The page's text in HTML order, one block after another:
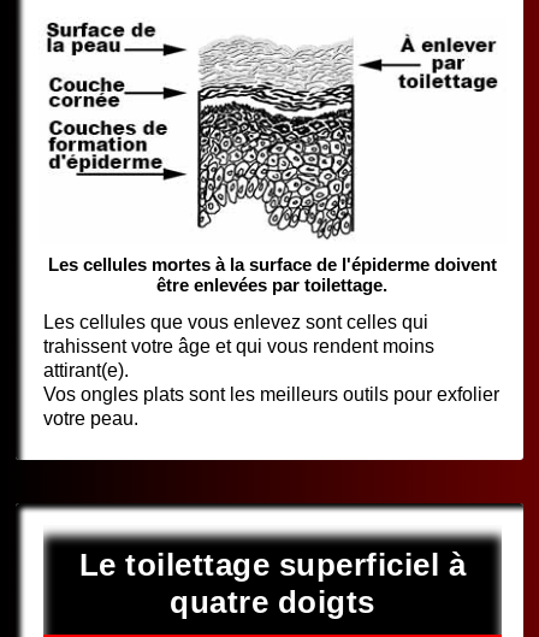
Les cellules mortes à la surface de l'épiderme doivent
être enlevées par toilettage.
Les cellules que vous enlevez sont celles qui
trahissent votre âge et qui vous rendent moins
attirant(e).
Vos ongles plats sont les meilleurs outils pour exfolier
votre peau.
Le toilettage superficiel à
quatre doigts